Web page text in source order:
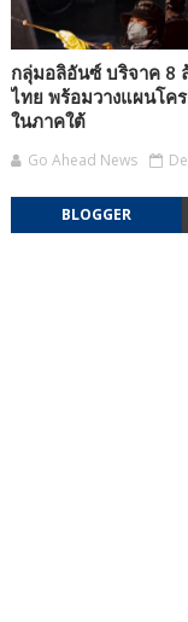
กลุ่มอลิอันซ์ บริจาค 8
ไทย พร้อมวางแผนโค
ในภาคใต้
Go Ahead News
BLOGGER